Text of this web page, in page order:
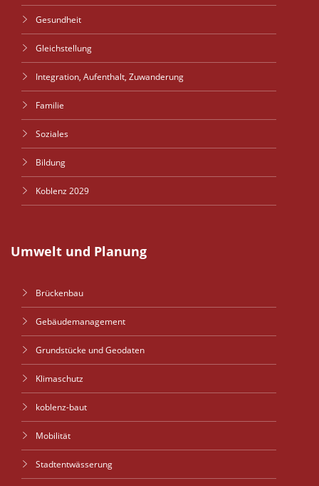
Gesundheit
Gleichstellung
Integration, Aufenthalt, Zuwanderung
Familie
Soziales
Bildung
Koblenz 2029
Umwelt und Planung
Brückenbau
Gebäudemanagement
Grundstücke und Geodaten
Klimaschutz
koblenz-baut
Mobilität
Stadtentwässerung